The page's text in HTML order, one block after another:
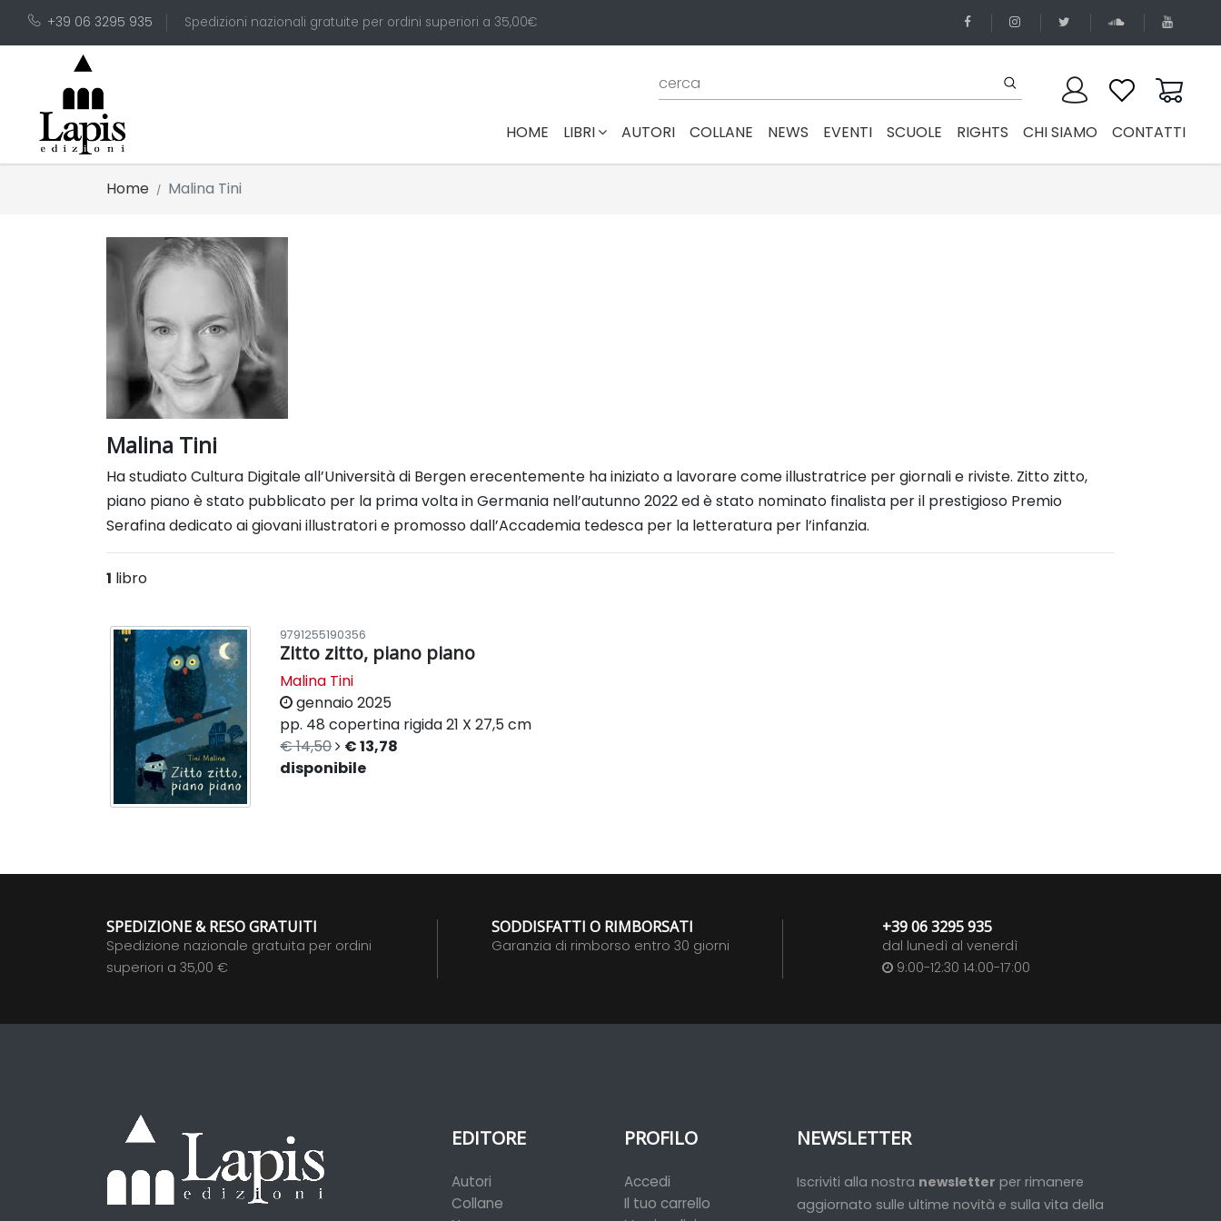
+39 06 3295 935 Spedizioni nazionali gratuite per ordini superiori a 35,00€
HOME (CURRENT)
LIBRI AUTORI COLLANE NEWS EVENTI SCUOLE RIGHTS CHI SIAMO CONTATTI
Home Malina Tini
Malina Tini
Ha studiato Cultura Digitale all’Università di Bergen erecentemente ha iniziato a lavorare come illustratrice pergiornali e riviste. Zitto zitto,
piano piano è stato pubblicato per la prima volta in Germania nell’autunno 2022 ed è stato nominato finalista per il prestigioso Premio
Serafina dedicato ai giovani illustratori e promossodall’Accademia tedesca per la letteratura per l’infanzia.
1 libro
9791255190356
Zitto zitto, piano piano
Malina Tini
gennaio 2025
pp. 48 copertina rigida21 X 27,5 cm
€ 14,50
€ 13,78
disponibile
SPEDIZIONE & RESO GRATUITI
Spedizione nazionale gratuita per ordini
superiori a 35,00 €
SODDISFATTI O RIMBORSATI
Garanzia di rimborso entro 30 giorni
+39 06 3295 935
dal lunedì al venerdì
9:00-12:30 14:00-17:00
EDITORE
Autori
Collane
PROFILO
Accedi
Il tuo carrello
NEWSLETTER
Iscriviti alla nostra newsletter per rimanere
aggiornato sulle ultime novità e sulla vita della